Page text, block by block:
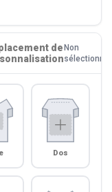
deNon
sélectionné
Dos